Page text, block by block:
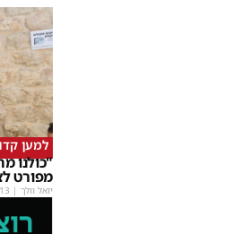
למען
"כולנו
מפורט
יואל וולך |